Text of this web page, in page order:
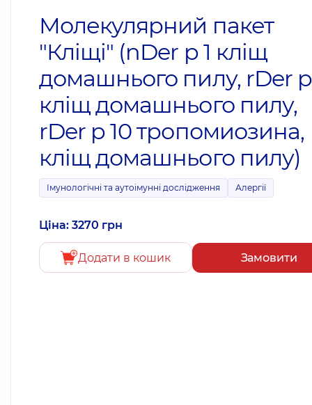
Молекулярний пакет
"Кліщі" (nDer p 1 кліщ
домашнього пилу, rDer
кліщ домашнього пилу,
rDer p 10 тропомиозина,
кліщ домашнього пилу)
Імунологічні та аутоімунні дослідження Алергії
Ціна: 3270 грн
Додати в кошик Замовити